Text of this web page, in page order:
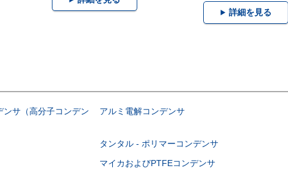
詳細を見る
ンサ（高分子コンデン
アルミ電解コンデンサ
タンタル - ポリマーコンデンサ
マイカおよびPTFEコンデンサ